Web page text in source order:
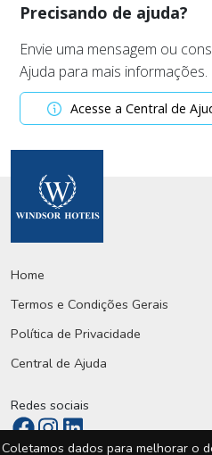
Precisando de ajuda?
Envie uma mensagem ou
Ajuda para mais informações.
Acesse a Central de
Home
Termos e Condições Gerais
Política de Privacidade
Central de Ajuda
Redes sociais
Coletamos dados para melhorar o